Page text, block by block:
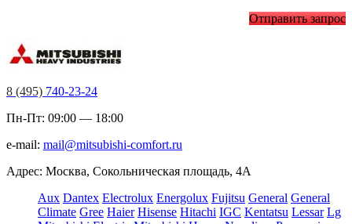
Отправить запрос
8 (495) 740-23-24
Пн-Пт: 09:00 — 18:00
e-mail: mail@mitsubishi-comfort.ru
Адрес: Москва, Сокольническая площадь, 4А
Aux Dantex Electrolux Energolux Fujitsu General General
Climate Gree Haier Hisense Hitachi IGC Kentatsu Lessar Lg